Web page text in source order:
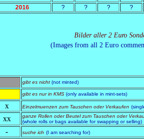
2016
? ? ? ?
Bilder aller 2 Euro
(Images from all 2 Euro
gibt es nicht (not minted)
gibt es nur in KMS (only available in mint-sets)
x Einzelmuenzen zum Tauschen oder Verkaufen
xx
ganze Rollen oder Beutel zum Tauschen oder
(whole rolls or bags available for swapping or selling)
- suche ich (I am searching for)